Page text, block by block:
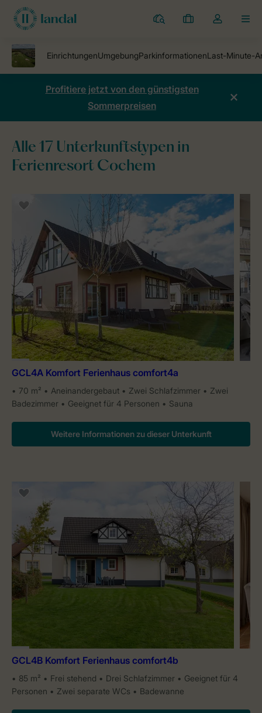
Ferienparks
Meine
Dropdown-
öffnen
Profitiere jetzt von den günstigsten
Sommerpreisen
Ferienparks Ferienresort Cochem
Alle 17 Unterkunftstypen in
Ferienresort Cochem
GCL4A Komfort Ferienhaus comfort4a
70 m² Aneinandergebaut Zwei Schlafzimmer
Zwei
Badezimmer
Geeignet für 4 Personen Sauna
Weitere Informationen zu dieser Unterkunft
GCL4B Komfort Ferienhaus comfort4b
85 m² Frei stehend Drei Schlafzimmer
Geeignet für 4
Personen
Zwei separate WCs Badewanne